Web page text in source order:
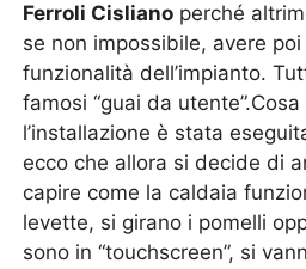
Ferroli Cisliano perché
se non impossibile, avere
funzionalità dell’impianto.
famosi “guai da
l’installazione è stata
ecco che allora si decide di
capire come la caldaia
levette, si girano i pomelli
sono in “touchscreen”, si